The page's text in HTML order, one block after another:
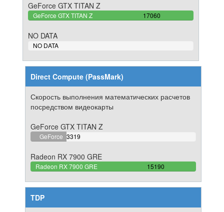
GeForce GTX TITAN Z
GeForce GTX TITAN Z 17060
100%
NO DATA
NO DATA
0%
Direct Compute (PassMark)
Скорость выполнения математических расчетов
посредством видеокарты
GeForce GTX TITAN Z
GeForce
Z
3319
21.849901250823%
Radeon RX 7900 GRE
Radeon RX 7900 GRE 15190
100%
TDP